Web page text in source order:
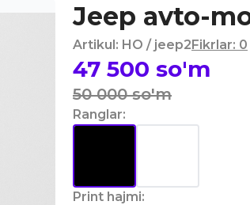
Jeep avto-
Artikul: HO / jeep2Fikrlar: 0
47 500 so'm
50 000 so'm
Ranglar:
Print hajmi: